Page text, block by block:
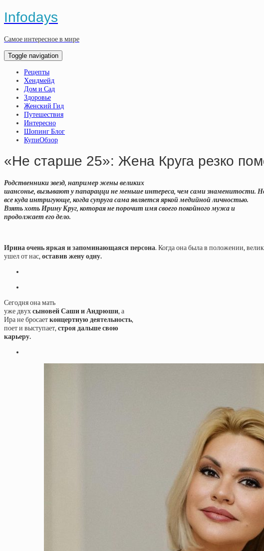
Infodays
Самое интересное в мире
Toggle navigation
Рецепты
Хендмейд
Дом и Сад
Здоровье
Женский Гид
Путешествия
Интересно
Шопинг Блог
КупиОбзор
«Не старше 25»: Жена Круга резко
Родственники звезд, например жены великих
шансонье, вызывают у папарацци не меньше интереса, чем сами знаменитости.
все куда интригующе, когда супруга сама является яркой медийной личностью.
Взять хоть Ирину Круг, которая не порочит имя своего покойного мужа и
продолжает его дело.
Ирина очень яркая и запоминающаяся персона. Когда она была в положении,
ушел от нас,оставив женуодну.
Сегодня она мать
уже двухсыновей Саши и Андрюши, а
Ира не бросаетконцертную деятельность,
поет и выступает,строя дальше свою
карьеру.